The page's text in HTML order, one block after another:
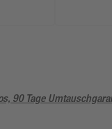
90 Tage